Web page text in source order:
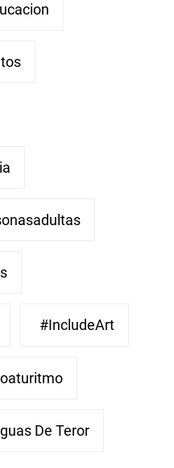
#IncludeArt
De Teror